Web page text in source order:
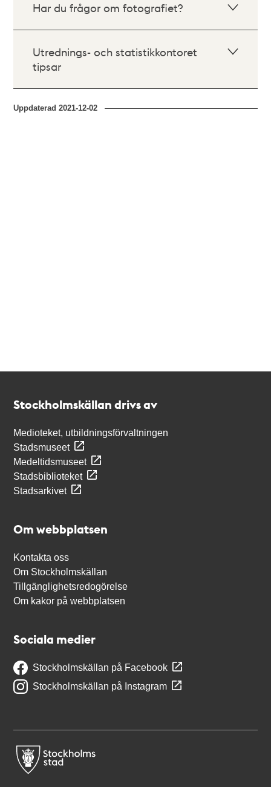
Har du frågor om fotografiet?
Utrednings- och statistikkontoret
tipsar
Uppdaterad2021-12-02
Stockholmskällan drivs av
Medioteket, utbildningsförvaltningen
Stadsmuseet
Medeltidsmuseet
Stadsbiblioteket
Stadsarkivet
Om webbplatsen
Kontakta oss
Om Stockholmskällan
Tillgänglighetsredogörelse
Om kakor på webbplatsen
Sociala medier
Stockholmskällan på Facebook
Stockholmskällan på Instagram